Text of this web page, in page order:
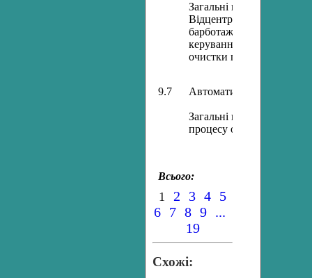
Загальні відомості та
Відцентрові циклони,
барботажні
керування.
очистки газів та
9.7 Автоматизація процесів
Загальні відомості та
процесу очистки стічних
Всього:
1 2 3 4 5
6 7 8 9 ...
19
Схожі: